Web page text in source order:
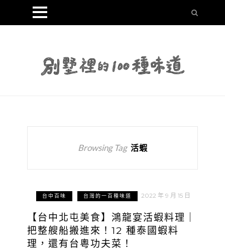
Browsing Tag 活蝦
台中百味 台灣的一百種味道 2022 年 9 月 15 日
【台中北屯美食】鴻龍宴活蝦料理｜
把整艘船搬進來！12 種泰國蝦料
理，還有台粵功夫菜！